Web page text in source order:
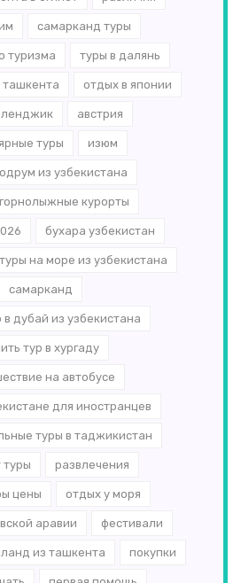
самарканд туры
туризма туры в далянь
ташкента отдых в японии
австрия
туры изюм
из узбекистана
курорты
бухара узбекистан
туры на море из узбекистана
самарканд
в дубай из узбекистана
тур в хургаду
на автобусе
для иностранцев
туры в таджикистан
туры развлечения
цены отдых у моря
аравии фестивали
из ташкента покупки